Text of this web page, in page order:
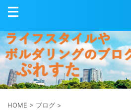
HOME > ブログ >